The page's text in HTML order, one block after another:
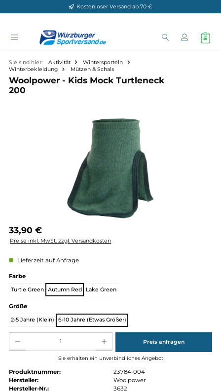
Zum Hauptinhalt springenKostenloser Versand ab 70 €
Sie sind hier: Aktivität
Wintersporteln
Winterbekleidung
Mützen & Schals
Woolpower - Kids Mock Turtleneck
Bildergalerie überspringen
33,90 €
Lieferzeit auf Anfrage
Farbe
Turtle Green Autumn Red Lake Green
Größe auswählen
2-5 Jahre (Klein) 6-10 Jahre (Etwas Größer)
Produkt Anzahl: Gib den gewünschten Wert ein oder benutze die Schaltflächen um die